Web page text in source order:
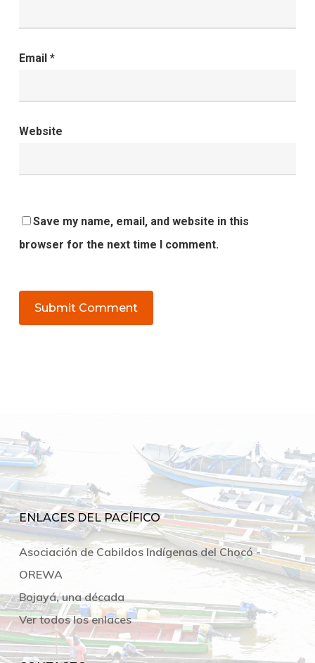
Email *
Website
Save my name, email, and website in this
browser for the next time I comment.
ENLACES DEL PACÍFICO
Asociación de Cabildos Indígenas del Chocó -
OREWA
Bojayá, una década
Ver todos los enlaces